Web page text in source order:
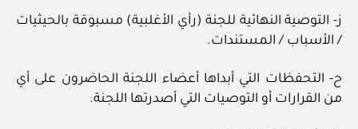
ز- التوصية النهائية للجنة (رأي الأغلبية) مسبوقة بالحيثيات
/ الأسباب / المستندات.
ح- التحفظات التي أبداها أعضاء اللجنة الحاضرون على أي
من القرارات أو التوصيات التي أصدرتها اللجنة.